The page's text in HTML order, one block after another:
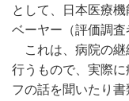
として、日本医療
ベーヤー（評価調査
これは、病院の継
行うもので、実際
フの話を聞いたり